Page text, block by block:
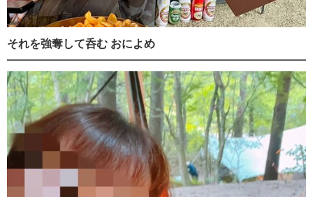
それを強奪して呑む おによめ